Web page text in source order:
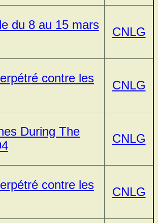
du 8 au 15 mars
CNLG
contre les
CNLG
During The
CNLG
contre les
CNLG